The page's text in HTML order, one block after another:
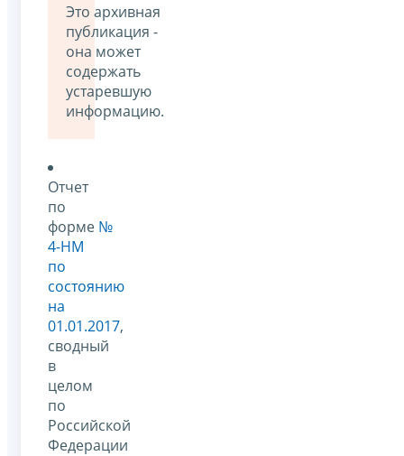
Это архивная
публикация -
она может
содержать
устаревшую
информацию.
Отчет
по
форме №
4-НМ
по
состоянию
на
01.01.2017,
сводный
в
целом
по
Российской
Федерации